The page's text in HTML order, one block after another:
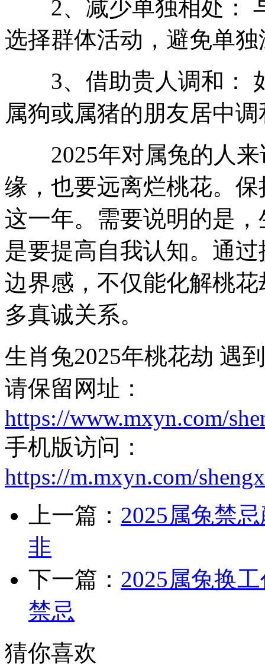
2、减少单独相处：
选择群体活动，避免单独
3、借助贵人调和：
属狗或属猪的朋友居中
2025年对属兔的人来
缘，也要远离烂桃花。
这一年。需要说明的是
是要提高自我认知。通
边界感，不仅能化解桃
多真诚关系。
生肖兔2025年桃花劫 遇
请保留网址：
https://www.mxyn.com/
手机版访问：
https://m.mxyn.com/
上一篇： 2025属兔禁
非
下一篇： 2025属兔换
禁忌
猜你喜欢